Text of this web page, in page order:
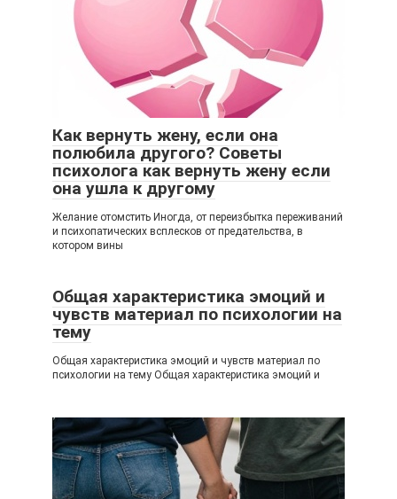
Как вернуть жену, если она
полюбила другого? Советы
психолога как вернуть жену если
она ушла к другому
Желание отомстить Иногда, от переизбытка переживаний
и психопатических всплесков от предательства, в
котором вины
Общая характеристика эмоций и
чувств материал по психологии на
тему
Общая характеристика эмоций и чувств материал по
психологии на тему Общая характеристика эмоций и